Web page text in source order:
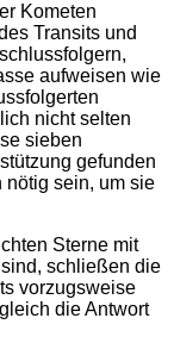
Kometen
Transits und
aufweisen wie
nicht selten
sieben
gefunden
nötig sein, um sie
Sterne mit
schließen die
vorzugsweise
die Antwort